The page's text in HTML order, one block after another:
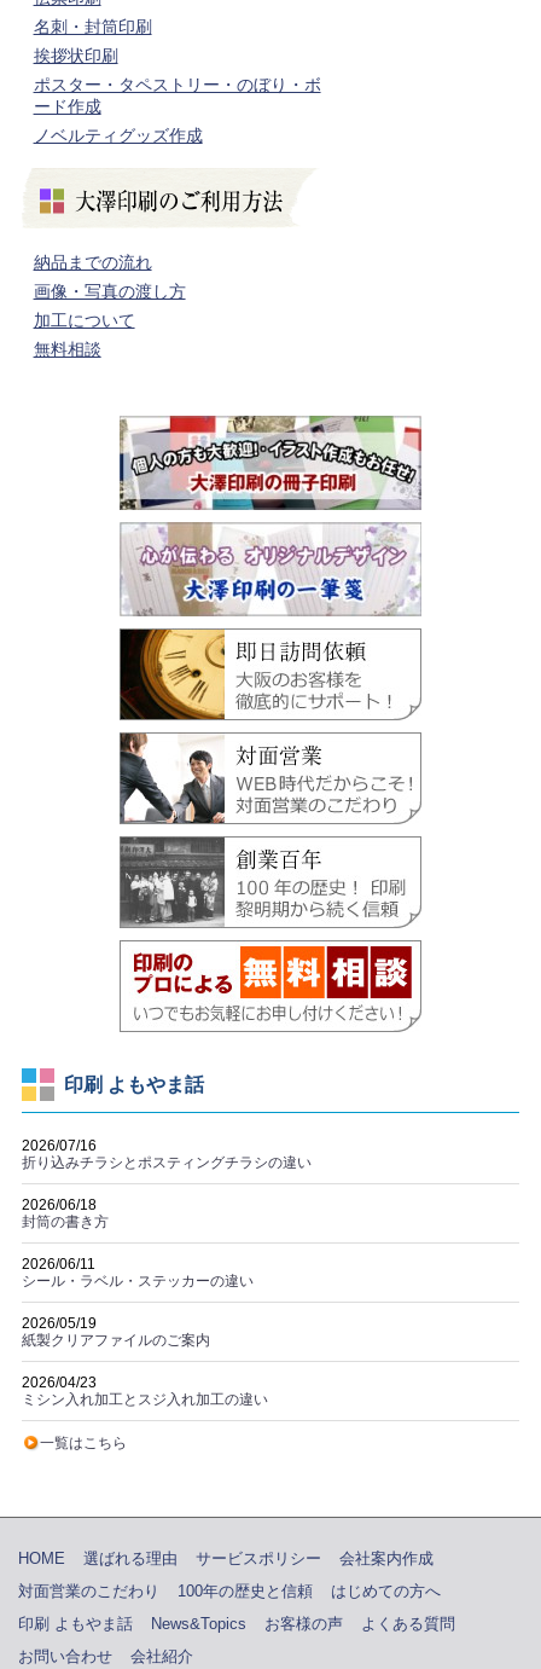
名刺・封筒印刷
挨拶状印刷
ポスター・タペストリー・のぼり・ボ
ード作成
ノベルティグッズ作成
納品までの流れ
画像・写真の渡し方
加工について
無料相談
印刷 よもやま話
2026/07/16
折り込みチラシとポスティングチラシの違い
2026/06/18
封筒の書き方
2026/06/11
シール・ラベル・ステッカーの違い
2026/05/19
紙製クリアファイルのご案内
2026/04/23
ミシン入れ加工とスジ入れ加工の違い
一覧はこちら
HOME 選ばれる理由 サービスポリシー
会社案内作成
対面営業のこだわり
100年の歴史と信頼
はじめての方へ
印刷 よもやま話
News&Topics お客様の声
よくある質問
お問い合わせ
会社紹介